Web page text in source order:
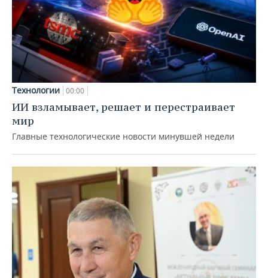
Технологии 00:00
ИИ взламывает, решает и перестраивает
мир
Главные технологические новости минувшей недели